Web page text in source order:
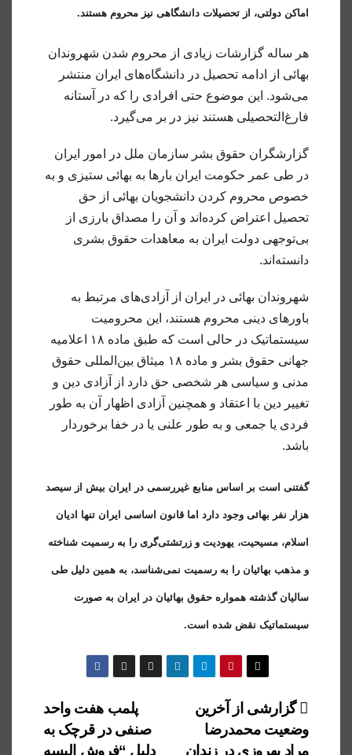
اماکن دولتی، از تحصیلات دانشگاهی نیز محروم هستند.
هر ساله گزارشات زیادی از محروم شدن شهروندان
بهائی از ادامه تحصیل در دانشگاه‌های ایران منتشر
می‌شود. این موضوع حتی افرادی را که در آستانه
فارغ‌التحصیلی هستند نیز در بر می‌گیرد.
گزارشگران حقوق بشر سازمان ملل در امور ایران
در طی عمر حکومت ایران بارها به بهائی ستیزی و به
خصوص محروم کردن دانشجویان بهائی از حق
تحصیل اعتراض کرده‌اند و آن را مصداق بارزی از
بی‌توجهی دولت ایران به معاهدات حقوق بشری
دانسته‌اند.
شهروندان بهائی در ایران از آزادی‌های مرتبط به
باورهای دینی محروم هستند، این محرومیت
سیستماتیک در حالی است که طبق ماده ۱۸ اعلامیه
جهانی حقوق بشر و ماده ۱۸ میثاق بین‌المللی حقوق
مدنی و سیاسی هر شخصی حق دارد از آزادی دین و
تغییر دین با اعتقاد و همچنین آزادی اظهار آن به طور
فردی یا جمعی و به طور علنی یا در خفا برخوردار
باشد.
گفتنی است بر اساس منابع غیررسمی در ایران بیش از سیصد
هزار نفر بهائی وجود دارد اما قانون اساسی ایران تنها ادیان
اسلام، مسیحیت، یهودیت و زرتشتی‌گری را به رسمیت شناخته
و مذهب بهائیان را به رسمیت نمی‌شناسد، به همین دلیل طی
سالیان گذشته همواره حقوق بهائیان در ایران به صورت
سیستماتیک نقض شده است.
راهبری
نوشته
پلمب هفت واحد
صنفی در قرچک به
دلیل “فروش البسه
گزارشی از آخرین
وضعیت محمدرضا
مراد بهروزی در زندان